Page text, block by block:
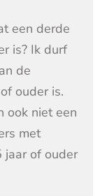
een derde
is? Ik durf
de
ouder is.
ook niet een
met
jaar of ouder